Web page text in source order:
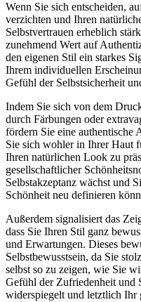
Wenn Sie sich entscheiden,
verzichten und Ihren
Selbstvertrauen erheblich
zunehmend Wert auf
den eigenen Stil ein starkes
Ihrem individuellen
Gefühl der Selbstsicherheit
Indem Sie sich von dem
durch Färbungen oder
fördern Sie eine authentische
Sie sich wohler in Ihrer Haut
Ihren natürlichen Look zu
gesellschaftlicher
Selbstakzeptanz wächst und
Schönheit neu definieren
Außerdem signalisiert das
dass Sie Ihren Stil ganz
und Erwartungen. Dieses
Selbstbewusstsein, da Sie
selbst so zu zeigen, wie Sie
Gefühl der Zufriedenheit und
widerspiegelt und letztlich Ihr